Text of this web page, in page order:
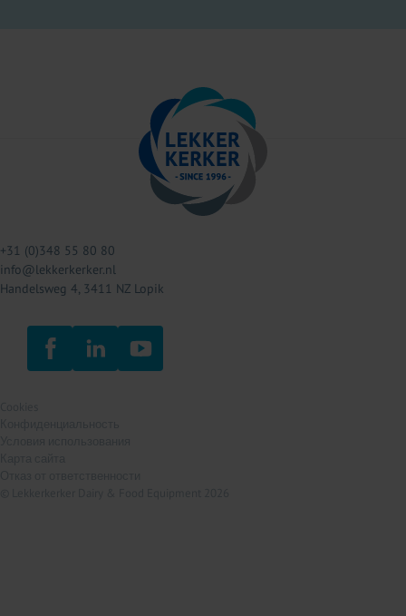
+31 (0)348 55 80 80
info@lekkerkerker.nl
Handelsweg 4, 3411 NZ Lopik